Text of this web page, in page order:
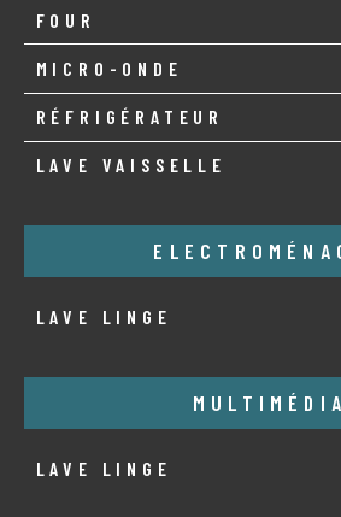
FOUR
MICRO-ONDE
RÉFRIGÉRATEUR
LAVE VAISSELLE
LAVE LINGE
MULTIMÉDIA
LAVE LINGE